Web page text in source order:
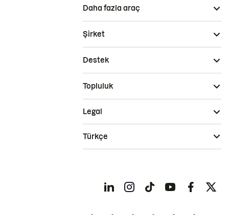
Daha fazla araç
Şirket
Destek
Topluluk
Legal
Türkçe